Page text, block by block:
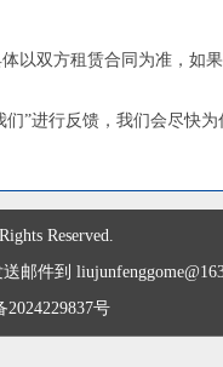
以双方租赁合同为准，如
”进行反馈，我们会尽快为
Reserved.
邮件到
号